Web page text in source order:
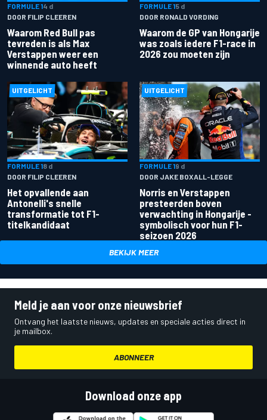
FORMULE 14 d
DOOR FILIP CLEEREN
Waarom Red Bull pas
tevreden is als Max
Verstappen weer een
winnende auto heeft
FORMULE 15 d
DOOR RONALD VORDING
Waarom de GP van Hongarije
was zoals iedere F1-race in
2026 zou moeten zijn
UITGELICHT
FORMULE 18 d
DOOR FILIP CLEEREN
Het opvallende aan
Antonelli's snelle
transformatie tot F1-
titelkandidaat
UITGELICHT
FORMULE 19 d
DOOR JAKE BOXALL-LEGGE
Norris en Verstappen
presteerden boven
verwachting in Hongarije -
symbolisch voor hun F1-
seizoen 2026
BEKIJK MEER
Meld je aan voor onze nieuwsbrief
Ontvang het laatste nieuws, updates en speciale acties direct in
je mailbox.
ABONNEER
Download onze app